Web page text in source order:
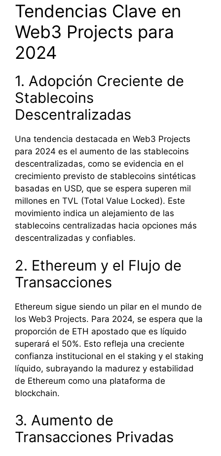
Tendencias Clave en
Web3 Projects para
2024
1. Adopción Creciente de
Stablecoins
Descentralizadas
Una tendencia destacada en Web3 Projects
para 2024 es el aumento de las stablecoins
descentralizadas, como se evidencia en el
crecimiento previsto de stablecoins sintéticas
basadas en USD, que se espera superen mil
millones en TVL (Total Value Locked). Este
movimiento indica un alejamiento de las
stablecoins centralizadas hacia opciones más
descentralizadas y confiables.
2. Ethereum y el Flujo de
Transacciones
Ethereum sigue siendo un pilar en el mundo de
los Web3 Projects. Para 2024, se espera que la
proporción de ETH apostado que es líquido
superará el 50%. Esto refleja una creciente
confianza institucional en el staking y el staking
líquido, subrayando la madurez y estabilidad
de Ethereum como una plataforma de
blockchain.
3. Aumento de
Transacciones Privadas